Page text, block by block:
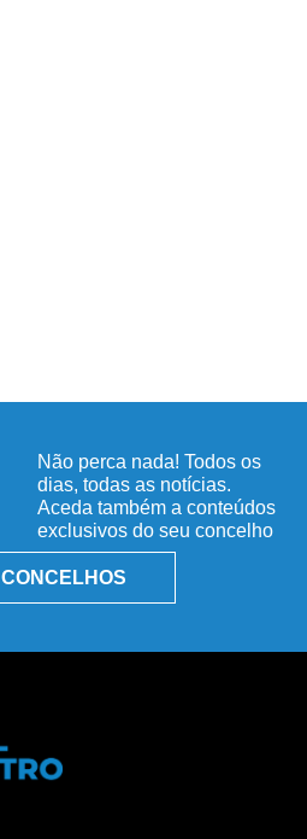
Não perca nada! Todos os
dias, todas as notícias.
Aceda também a conteúdos
exclusivos do seu concelho
CONCELHOS